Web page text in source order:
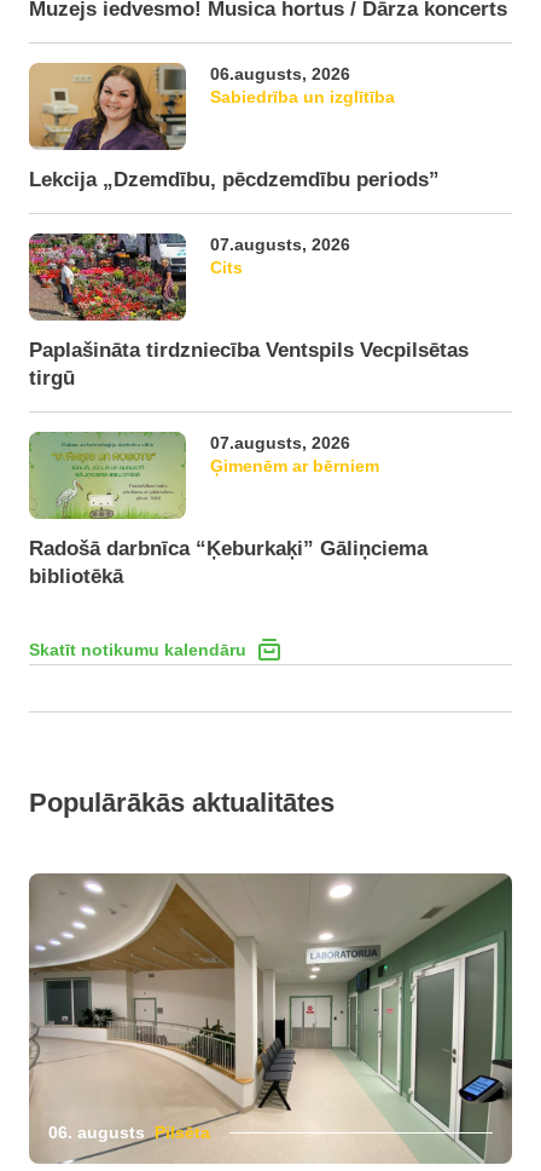
Muzejs iedvesmo! Musica hortus / Dārza koncerts
06.augusts, 2026
Sabiedrība un izglītība
Lekcija „Dzemdību, pēcdzemdību periods”
07.augusts, 2026
Cits
Paplašināta tirdzniecība Ventspils Vecpilsētas
tirgū
07.augusts, 2026
Ģimenēm ar bērniem
Radošā darbnīca “Ķeburkaķi” Gāliņciema
bibliotēkā
Skatīt notikumu kalendāru
Populārākās aktualitātes
06. augusts Pilsēta